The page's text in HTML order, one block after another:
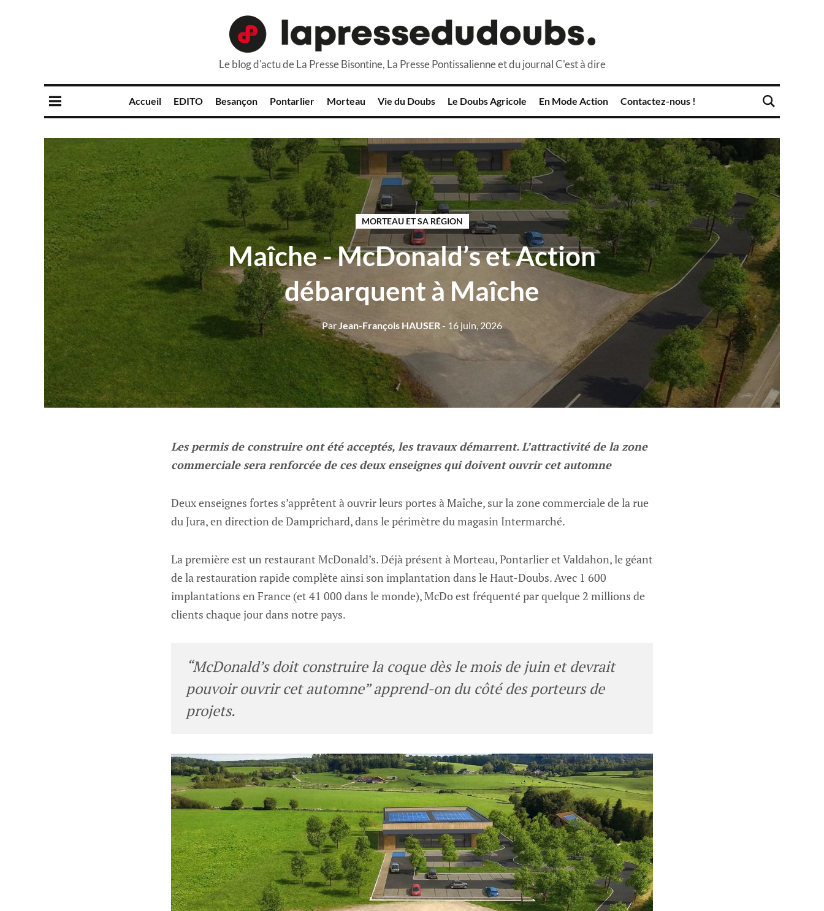
Le blog d'actu de La Presse Bisontine, La Presse Pontissalienne et du journal C'est à dire
Accueil EDITO Besançon Pontarlier Morteau Vie du Doubs Le Doubs Agricole En Mode Action Contactez-nous !
MORTEAU ET SA RÉGION
Maîche - McDonald’s et Action
débarquent à Maîche
Par Jean-François HAUSER - 16 juin, 2026
Les permis de construire ont été acceptés, les travaux démarrent. L’attractivité de la zone
commerciale sera renforcée de ces deux enseignes qui doivent ouvrir cet automne
Deux enseignes fortes s’apprêtent à ouvrir leurs portes à Maîche, sur la zone commerciale de la rue
du Jura, en direction de Damprichard, dans le périmètre du magasin Intermarché.
La première est un restaurant McDonald’s. Déjà présent à Morteau, Pontarlier et Valdahon, le géant
de la restauration rapide complète ainsi son implantation dans le Haut-Doubs. Avec 1 600
implantations en France (et 41 000 dans le monde), McDo est fréquenté par quelque 2 millions de
clients chaque jour dans notre pays.
“McDonald’s doit construire la coque dès le mois de juin et devrait
pouvoir ouvrir cet automne”apprend-on du côté des porteurs de
projets.